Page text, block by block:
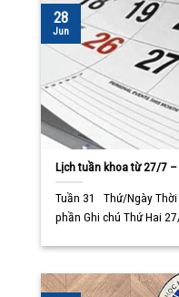
Lịch tuần khoa từ 27/7
Tuần 31 Thứ/Ngày
phần Ghi chú Thứ Hai
28
Jun